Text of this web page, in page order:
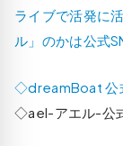
ライブで活発に
ル」のかは公式
◇dreamBoat 公
◇ael-アエル-公